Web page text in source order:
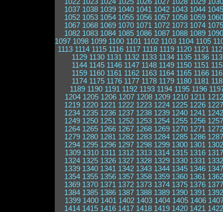
1037 1038 1039 1040 1041 1042 1043 1044 1045
1052 1053 1054 1055 1056 1057 1058 1059 1060
1067 1068 1069 1070 1071 1072 1073 1074 1075
1082 1083 1084 1085 1086 1087 1088 1089 1090
1097 1098 1099 1100 1101 1102 1103 1104 1105
1113 1114 1115 1116 1117 1118 1119 1120 1121
1129 1130 1131 1132 1133 1134 1135 1136
1144 1145 1146 1147 1148 1149 1150 1151
1159 1160 1161 1162 1163 1164 1165 1166
1174 1175 1176 1177 1178 1179 1180 1181
1189 1190 1191 1192 1193 1194 1195 1196
1204 1205 1206 1207 1208 1209 1210 1211 1212
1219 1220 1221 1222 1223 1224 1225 1226 1227
1234 1235 1236 1237 1238 1239 1240 1241 1242
1249 1250 1251 1252 1253 1254 1255 1256 1257
1264 1265 1266 1267 1268 1269 1270 1271 1272
1279 1280 1281 1282 1283 1284 1285 1286 1287
1294 1295 1296 1297 1298 1299 1300 1301 1302
1309 1310 1311 1312 1313 1314 1315 1316 1317
1324 1325 1326 1327 1328 1329 1330 1331 1332
1339 1340 1341 1342 1343 1344 1345 1346 1347
1354 1355 1356 1357 1358 1359 1360 1361 1362
1369 1370 1371 1372 1373 1374 1375 1376 1377
1384 1385 1386 1387 1388 1389 1390 1391 1392
1399 1400 1401 1402 1403 1404 1405 1406
1414 1415 1416 1417 1418 1419 1420 1421 1422